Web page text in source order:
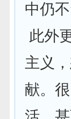
中仍
此外
主义
献。